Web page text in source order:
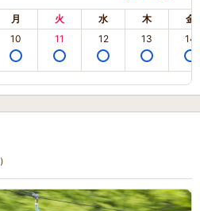
月 火 水 木 金
10 11 12 13 14
）